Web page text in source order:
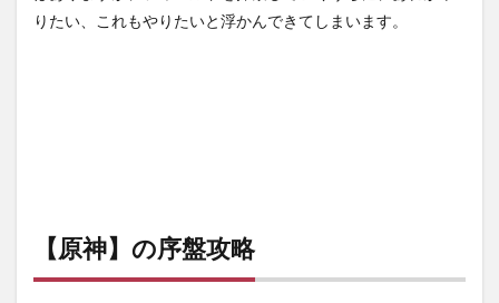
りたい、これもやりたいと浮かんできてしまいます。
【原神】の序盤攻略